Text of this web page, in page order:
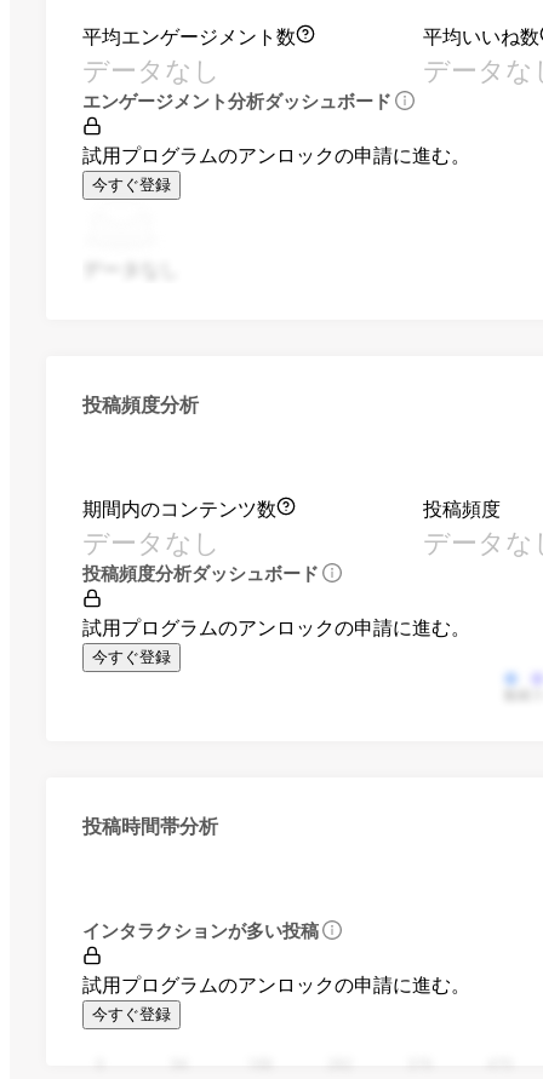
平均エンゲージメント数
データなし
平均いいね数
データな
エンゲージメント分析ダッシュボード
試用プログラムのアンロックの申請に進む。
今すぐ登録
投稿頻度分析
期間内のコンテンツ数
データなし
投稿頻度
データな
投稿頻度分析ダッシュボード
試用プログラムのアンロックの申請に進む。
今すぐ登録
投稿時間帯分析
インタラクションが多い投稿
試用プログラムのアンロックの申請に進む。
今すぐ登録